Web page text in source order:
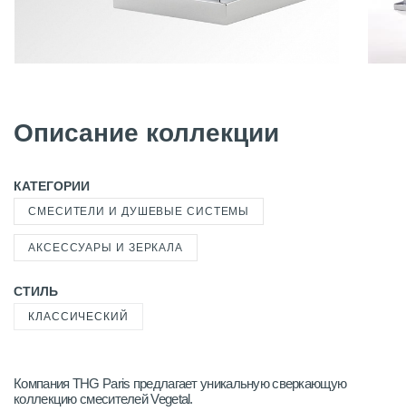
Описание коллекции
КАТЕГОРИИ
СМЕСИТЕЛИ И ДУШЕВЫЕ СИСТЕМЫ
АКСЕССУАРЫ И ЗЕРКАЛА
СТИЛЬ
КЛАССИЧЕСКИЙ
Компания THG Paris предлагает уникальную сверкающую
коллекцию смесителей Vegetal.